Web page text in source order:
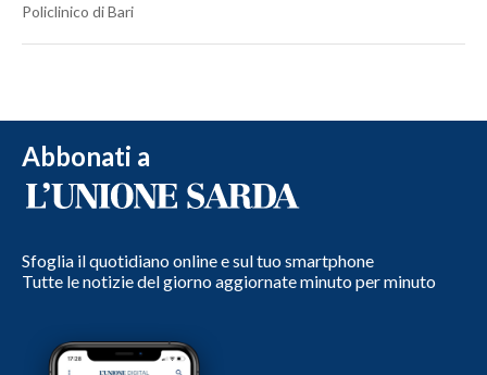
Policlinico di Bari
Abbonati a
Sfoglia il quotidiano online e sul tuo smartphone
Tutte le notizie del giorno aggiornate minuto per minuto